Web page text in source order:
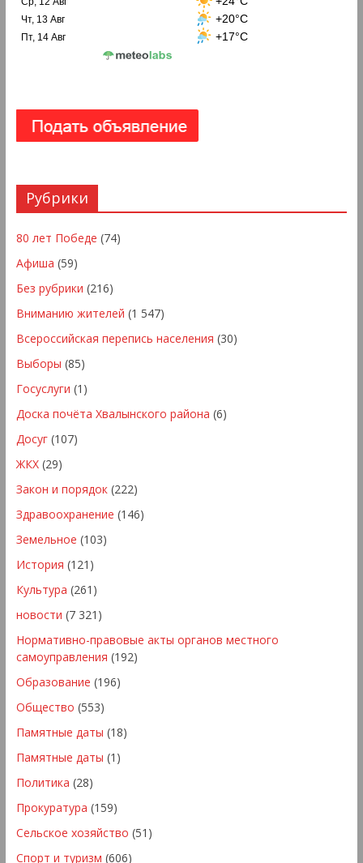
Чт, 13 Авг +20°C
Пт, 14 Авг +17°C
Рубрики
80 лет Победе (74)
Афиша (59)
Без рубрики (216)
Вниманию жителей (1 547)
Всероссийская перепись населения (30)
Выборы (85)
Госуслуги (1)
Доска почёта Хвалынского района (6)
Досуг(107)
ЖКХ(29)
Закон и порядок(222)
Здравоохранение (146)
Земельное (103)
История (121)
Культура (261)
новости (7 321)
Нормативно-правовые акты органов местного
самоуправления (192)
Образование (196)
Общество (553)
Памятные даты (18)
Памятные даты (1)
Политика (28)
Прокуратура (159)
Сельское хозяйство (51)
Спорт и туризм (606)